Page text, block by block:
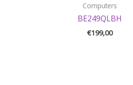
Computers
BE249QLBH
€199,00